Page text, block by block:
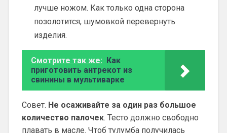
лучше ножом. Как только одна сторона
позолотится, шумовкой перевернуть
изделия.
Смотрите так же: Как
приготовить антрекот из
свинины в мультиварке
Совет. Не осаживайте за один раз большое
количество палочек. Тесто должно свободно
плавать в масле. Чтоб тулумба получилась